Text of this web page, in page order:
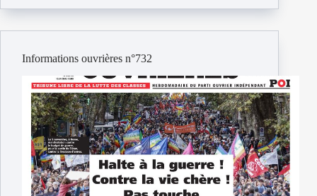
Informations ouvrières n°732